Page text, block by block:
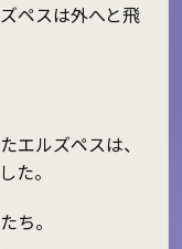
ペスは外へと飛
エルズペスは、
た。
ち。